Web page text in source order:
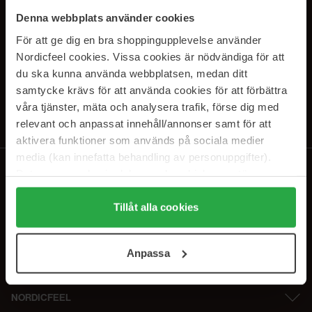
Denna webbplats använder cookies
För att ge dig en bra shoppingupplevelse använder
Nordicfeel cookies. Vissa cookies är nödvändiga för att
du ska kunna använda webbplatsen, medan ditt
samtycke krävs för att använda cookies för att förbättra
våra tjänster, mäta och analysera trafik, förse dig med
relevant och anpassat innehåll/annonser samt för att
aktivera funktioner som används på sociala medier
media (kan innefatta behandling av personuppgifter).
Genom att trycka på "Tillåt alla cookies" accepterar du
alla cookies, medan du under "Detaljer" kan anpassa
användningen av cookies. Du kan när som helst återkalla
samt vår Integritetspolicy.
Tillåt alla cookies
Anpassa
SUBSCRIBE TO OUR
NEWSLETTER
Sähköposti
Tilaamalla hyväksyttietosuojakäytäntömme. Peruuta tilaus milloin
NORDICFEEL